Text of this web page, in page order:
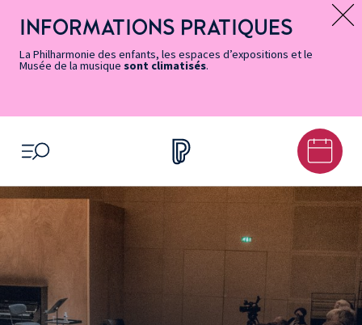
page
Accessibilité
accès
rapides
principal
contenu
principal
page
Message d’information
INFORMATIONS PRATIQUES
La Philharmonie des enfants, les espaces d’expositions et le
Musée de la musique sont climatisés.
OUVRIR LE MENU